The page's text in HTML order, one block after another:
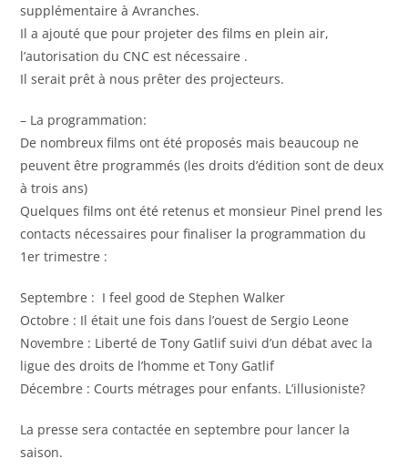
supplémentaire à Avranches.
Il a ajouté que pour projeter des films en plein air,
l’autorisation du CNC est nécessaire .
Il serait prêt à nous prêter des projecteurs.
– La programmation:
De nombreux films ont été proposés mais beaucoup ne
peuvent être programmés (les droits d’édition sont de deux
à trois ans)
Quelques films ont été retenus et monsieur Pinel prend les
contacts nécessaires pour finaliser la programmation du
1er trimestre :
Septembre : I feel good de Stephen Walker
Octobre : Il était une fois dans l’ouest de Sergio Leone
Novembre : Liberté de Tony Gatlif suivi d’un débat avec la
ligue des droits de l’homme et Tony Gatlif
Décembre : Courts métrages pour enfants. L’illusioniste?
La presse sera contactée en septembre pour lancer la
saison.